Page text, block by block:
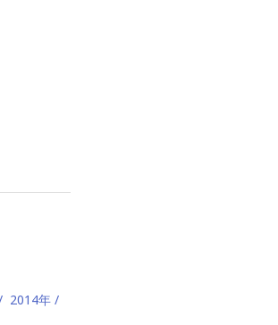
2014年